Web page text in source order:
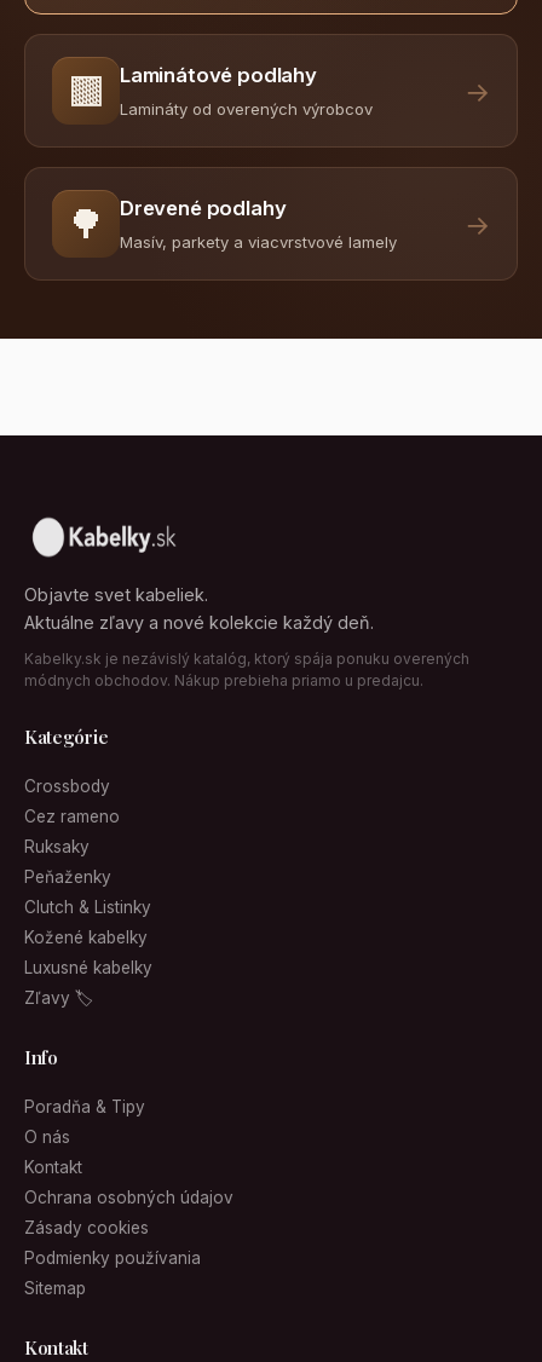
🟫 Laminátové podlahy
Lamináty od overených výrobcov
→
🌳 Drevené podlahy
Masív, parkety a viacvrstvové lamely
→
Objavte svet kabeliek.
Aktuálne zľavy a nové kolekcie každý deň.
Kabelky.sk je nezávislý katalóg, ktorý spája ponuku overených
módnych obchodov. Nákup prebieha priamo u predajcu.
Kategórie
Crossbody
Cez rameno
Ruksaky
Peňaženky
Clutch & Listinky
Kožené kabelky
Luxusné kabelky
Zľavy 🏷
Info
Poradňa & Tipy
O nás
Kontakt
Ochrana osobných údajov
Zásady cookies
Podmienky používania
Sitemap
Kontakt